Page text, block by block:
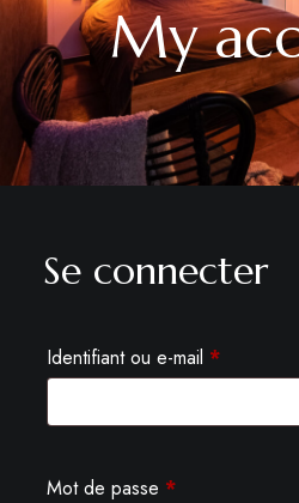
My
Se connecter
Identifiant ou e-mail *
Mot de passe *